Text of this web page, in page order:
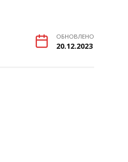
ОБНОВЛЕНО
20.12.2023